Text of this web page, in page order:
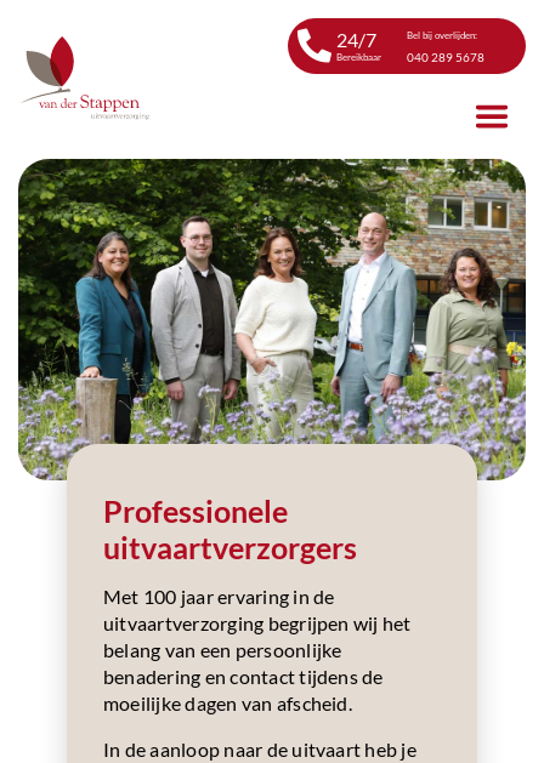
24/7
Bereikbaar
Bel bij overlijden:
040 289 5678
Professionele
uitvaartverzorgers
Met 100 jaar ervaring in de
uitvaartverzorging begrijpen wij het
belang van een persoonlijke
benadering en contact tijdens de
moeilijke dagen van afscheid.
In de aanloop naar de uitvaart heb je